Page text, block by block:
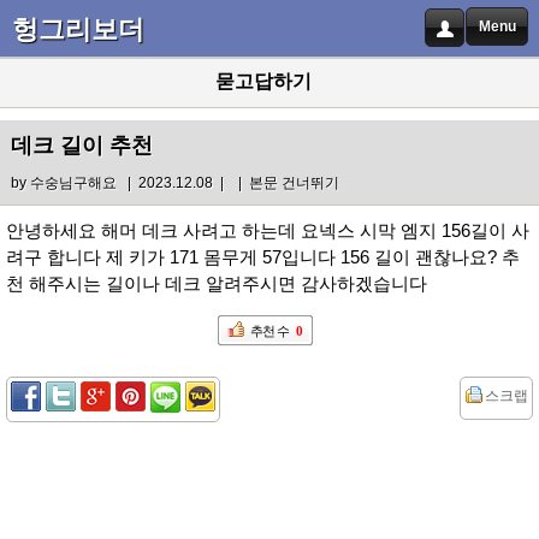
헝그리보더 Menu
묻고답하기
데크 길이 추천
by 수숭님구해요 | 2023.12.08 | | 본문 건너뛰기
안녕하세요 해머 데크 사려고 하는데 요넥스 시막 엠지 156길이 사
려구 합니다 제 키가 171 몸무게 57입니다 156 길이 괜찮나요? 추
천 해주시는 길이나 데크 알려주시면 감사하겠습니다
추천 수 0
스크랩